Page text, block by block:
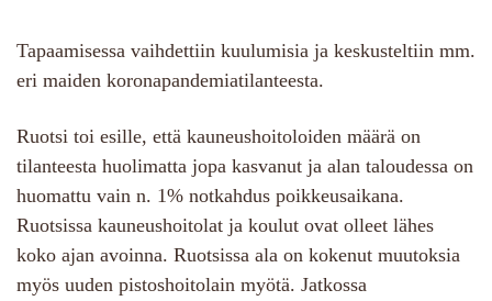
Tapaamisessa vaihdettiin kuulumisia ja keskusteltiin mm.
eri maiden koronapandemiatilanteesta.
Ruotsi toi esille, että kauneushoitoloiden määrä on
tilanteesta huolimatta jopa kasvanut ja alan taloudessa on
huomattu vain n. 1% notkahdus poikkeusaikana.
Ruotsissa kauneushoitolat ja koulut ovat olleet lähes
koko ajan avoinna. Ruotsissa ala on kokenut muutoksia
myös uuden pistoshoitolain myötä. Jatkossa